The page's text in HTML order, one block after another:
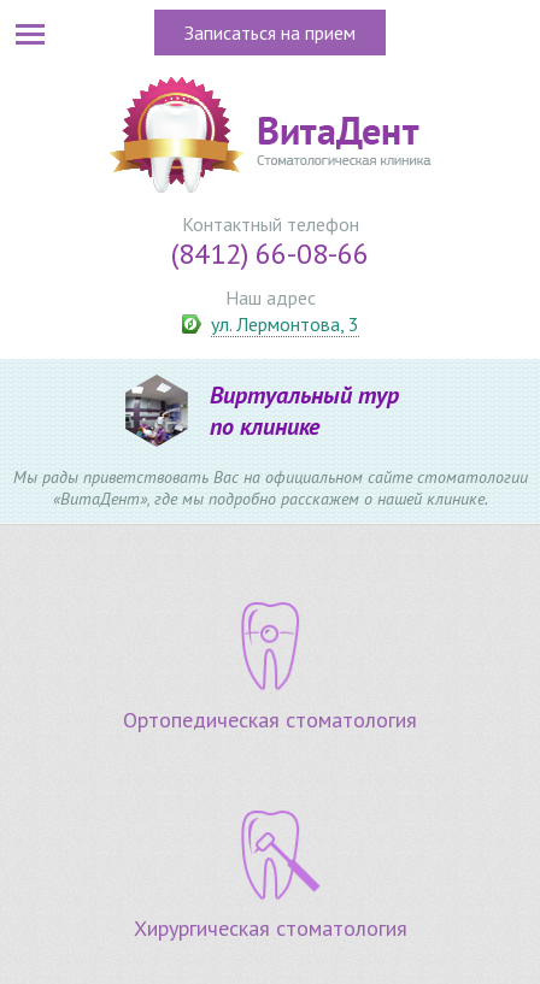
Контактный телефон
(8412) 66-08-66
Наш адрес
ул. Лермонтова, 3
Записаться на прием
Виртуальный тур
по клинике
Мы рады приветствовать Вас на официальном сайте стоматологии
«ВитаДент», где мы подробно расскажем о нашей клинике.
Ортопедическая стоматология
Хирургическая стоматология